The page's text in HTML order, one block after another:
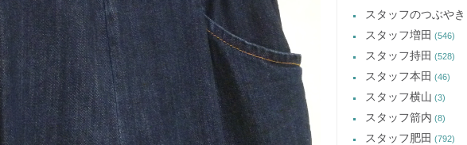
スタッフのつぶやき
スタッフ増田 (546)
スタッフ持田 (528)
スタッフ本田 (46)
スタッフ横山 (3)
スタッフ箭内 (8)
スタッフ肥田 (792)